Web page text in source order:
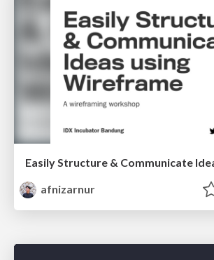
afnizarnur